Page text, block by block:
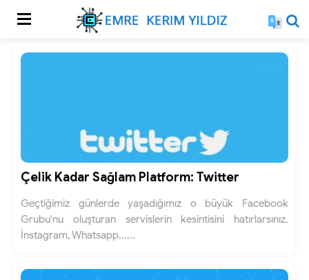
Çelik Kadar Sağlam Platform: Twitter
Geçtiğimiz günlerde yaşadığımız o büyük Facebook
Grubu'nu oluşturan servislerin kesintisini hatırlarsınız.
İnstagram, Whatsapp......